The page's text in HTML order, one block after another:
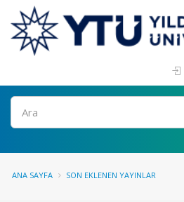
Ara
ANA SAYFA SON EKLENEN YAYINLAR